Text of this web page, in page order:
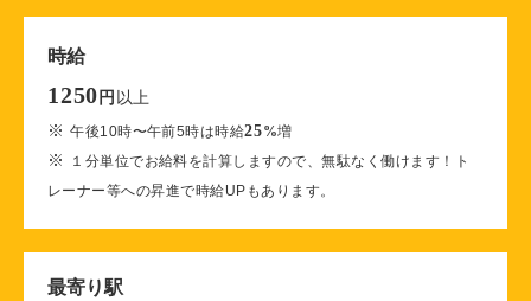
時給
1250 円 以上
※午後10時〜午前5時は時給25%増
※
１分単位でお給料を計算しますので、無駄なく働けます！ト
レーナー等への昇進で時給UPもあります。
最寄り駅